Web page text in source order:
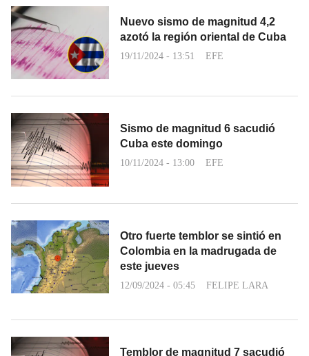
Nuevo sismo de magnitud 4,2
azotó la región oriental de Cuba
19/11/2024 - 13:51 EFE
Sismo de magnitud 6 sacudió
Cuba este domingo
10/11/2024 - 13:00 EFE
Otro fuerte temblor se sintió en
Colombia en la madrugada de
este jueves
12/09/2024 - 05:45 FELIPE LARA
Temblor de magnitud 7 sacudió